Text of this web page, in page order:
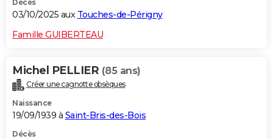
Décès
03/10/2025 aux Touches-de-Périgny
Famille GUIBERTEAU
Michel PELLIER (85 ans)
Créer une cagnotte obsèques
Naissance
19/09/1939 à Saint-Bris-des-Bois
Décès